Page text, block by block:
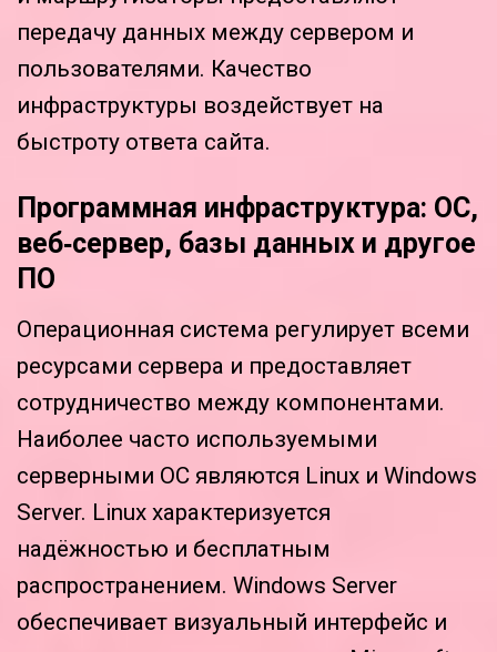
передачу данных между сервером и
пользователями. Качество
инфраструктуры воздействует на
быстроту ответа сайта.
Программная инфраструктура: ОС,
веб‑сервер, базы данных и другое
ПО
Операционная система регулирует всеми
ресурсами сервера и предоставляет
сотрудничество между компонентами.
Наиболее часто используемыми
серверными ОС являются Linux и Windows
Server. Linux характеризуется
надёжностью и бесплатным
распространением. Windows Server
обеспечивает визуальный интерфейс и